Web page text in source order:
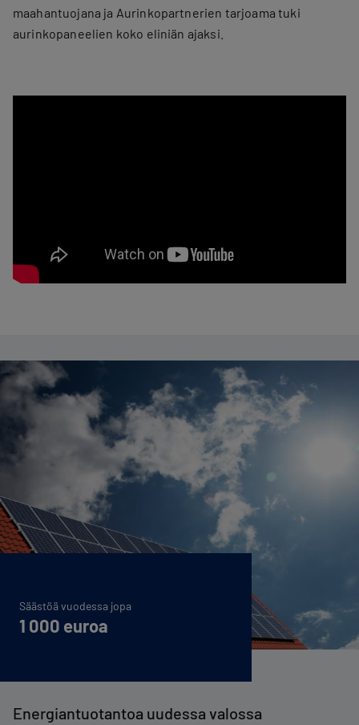
maahantuojana ja Aurinkopartnerien tarjoama tuki
aurinkopaneelien koko eliniän ajaksi.
Säästöä vuodessa jopa
1 000 euroa
Energiantuotantoa uudessa valossa